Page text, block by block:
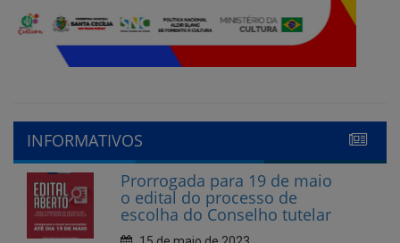
INFORMATIVOS
o edital do processo de
escolha do Conselho tutelar
15 de maio de 2023
Abertas as inscrições para
Conselheiro Tutelar em
Santa Cecília